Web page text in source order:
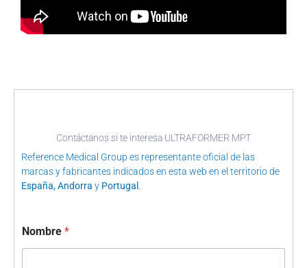
Contáctanos si te interesa ULTRAFORMER MPT
Reference Medical Group es representante oficial de las
marcas y fabricantes indicados en esta web en el territorio de
España, Andorra y Portugal .
Nombre *